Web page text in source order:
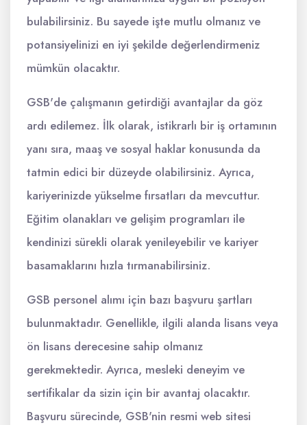
bulabilirsiniz. Bu sayede işte mutlu olmanız ve
potansiyelinizi en iyi şekilde değerlendirmeniz
mümkün olacaktır.
GSB'de çalışmanın getirdiği avantajlar da göz
ardı edilemez. İlk olarak, istikrarlı bir iş ortamının
yanı sıra, maaş ve sosyal haklar konusunda da
tatmin edici bir düzeyde olabilirsiniz. Ayrıca,
kariyerinizde yükselme fırsatları da mevcuttur.
Eğitim olanakları ve gelişim programları ile
kendinizi sürekli olarak yenileyebilir ve kariyer
basamaklarını hızla tırmanabilirsiniz.
GSB personel alımı için bazı başvuru şartları
bulunmaktadır. Genellikle, ilgili alanda lisans veya
ön lisans derecesine sahip olmanız
gerekmektedir. Ayrıca, mesleki deneyim ve
sertifikalar da sizin için bir avantaj olacaktır.
Başvuru sürecinde, GSB'nin resmi web sitesi